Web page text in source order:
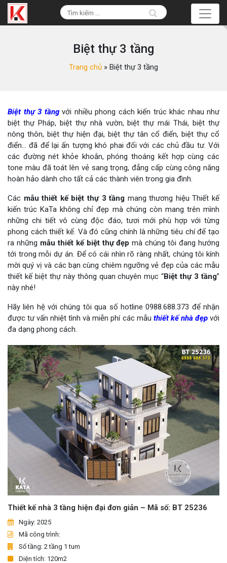
Biệt thự 3 tầng
Trang chủ » Biệt thự 3 tầng
Biệt thự 3 tầngvới nhiều phong cách kiến trúc khác nhau như
biệt thự Pháp, biệt thự nhà vườn, biệt thự mái Thái, biệt thự
nông thôn, biệt thự hiện đại, biệt thự tân cổ điển, biệt thự cổ
điển… đã để lại ấn tượng khó phai đối với các chủ đầu tư. Với
các đường nét khỏe khoắn, phóng thoáng kết hợp cùng các
tone màu đã toát lên vẻ sang trọng, đẳng cấp cùng công năng
hoàn hảo dành cho tất cả các thành viên trong gia đình.
Các mẫu thiết kế biệt thự 3 tầng mang thương hiệu Thiết kế
kiến trúc KaTa không chỉ đẹp mà chúng còn mang trên mình
những chi tiết vô cùng độc đáo, tươi mới phù hợp với từng
phong cách thiết kế. Và đó cũng chính là những tiêu chí để tạo
ra những mẫu thiết kế biệt thự đẹp mà chúng tôi đang hướng
tới trong mỗi dự án. Để có cái nhìn rõ ràng nhất, chúng tôi kính
mời quý vị và các bạn cùng chiêm ngưỡng vẻ đẹp của các mẫu
thiết kế biệt thự này thông quan chuyên mục “Biệt thự 3 tầng”
này nhé!
Hãy liên hệ với chúng tôi qua số hotline 0988.688.373 để nhận
được tư vấn nhiệt tình và miễn phí các mẫu thiết kế nhà đẹpvới
đa dạng phong cách.
Thiết kế nhà 3 tầng hiện đại đơn giản – Mã số: BT 25236
Ngày: 2025
Mã công trình:
Số tầng: 2 tầng 1 tum
Diện tích: 120m2